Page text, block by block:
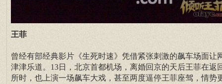
王菲
曾经有部经典影片《生死时速》凭借紧张刺激的飙车场面让
津津乐道。13日，北京首都机场，离婚回京的天后王菲在返
所时，也上演一场飙车大戏，甚至两度逼停王菲座驾，情势